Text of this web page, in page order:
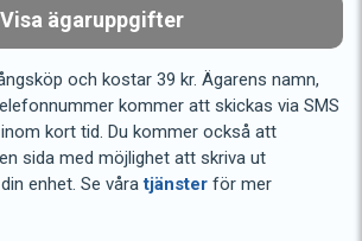
Visa ägaruppgifter
och kostar 39 kr. Ägarens namn,
kommer att skickas via SMS
kort tid. Du kommer också att
sida med möjlighet att skriva ut
enhet. Se våratjänster för mer